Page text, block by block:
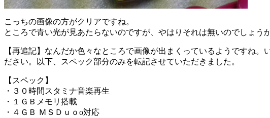
こっちの画像の方がクリアですね。
ところで青い光が見あたらないのですが、やはりそれは無いのでしょう
【再追記】なんだか色々なところで画像が出まくっているようですね。
ださい。以下、スペック部分のみを転記させていただきました。
【スペック】
・３０時間スタミナ音楽再生
・１ＧＢメモリ搭載
・４ＧＢ ＭＳＤｕｏo対応